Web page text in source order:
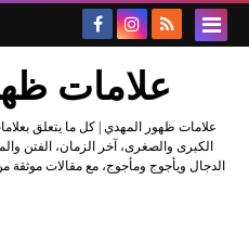
علامات
علامات ظهور المهدي | كل ما يتعلق
الكبرى والصغرى، آخر الزمان، الفتن
الدجال ويأجوج ومأجوج، مع مقالات موثقة